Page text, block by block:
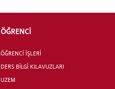
ÖĞRENCİ
ÖĞRENCİ İŞLERİ
DERS BİLGİ KILAVUZLARI
UZEM